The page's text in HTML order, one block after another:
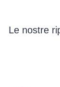
Le nostre